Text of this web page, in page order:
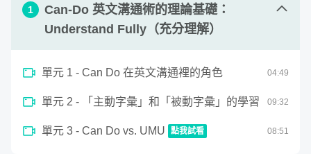
需要具備的背景知識
不論你的程度，如果想學到一套可以幫助你在生活和工作
1
Can-Do 英文溝通術的理論基礎：
Understand Fully（充分理解）
單元 1 - Can Do 在英文溝通裡的角色 04:49
單元 2 - 「主動字彙」和「被動字彙」的學習 09:32
單元 3 - Can Do vs. UMU 點我試看 08:51